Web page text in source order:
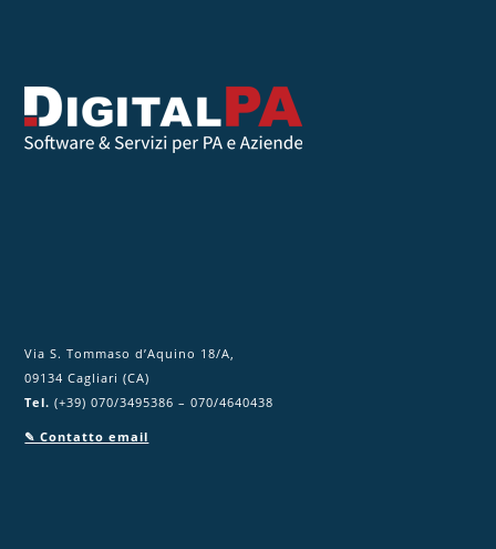
o
c
a
Via S. Tommaso d’Aquino 18/A,
09134 Cagliari (CA)
Tel. (+39) 070/3495386 – 070/4640438
✎ Contatto email